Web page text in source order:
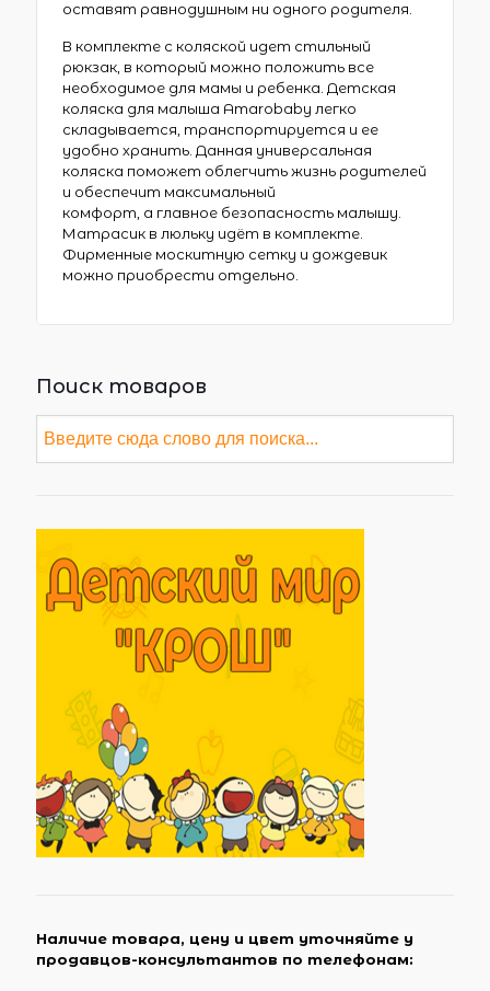
оставят равнодушным ни одного родителя.
В комплекте с коляской идет стильный
рюкзак, в который можно положить все
необходимое для мамы и ребенка. Детская
коляска для малыша Amarobaby легко
складывается, транспортируется и ее
удобно хранить. Данная универсальная
коляска поможет облегчить жизнь родителей
и обеспечит максимальный
комфорт, а главное безопасность малышу.
Матрасик в люльку идёт в комплекте.
Фирменные москитную сетку и дождевик
можно приобрести отдельно.
Поиск товаров
Наличие товара, цену и цвет уточняйте у
продавцов-консультантов по телефонам: